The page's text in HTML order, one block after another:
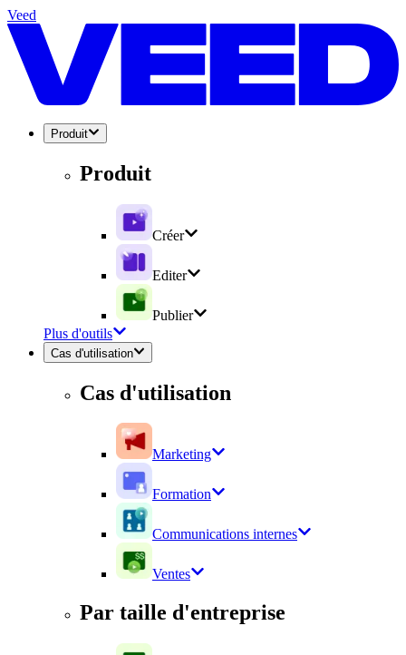
Veed
Produit
Produit
Créer
Editer
Publier
Plus d'outils
Cas d'utilisation
Cas d'utilisation
Marketing
Formation
Communications internes
Ventes
Par taille d'entreprise